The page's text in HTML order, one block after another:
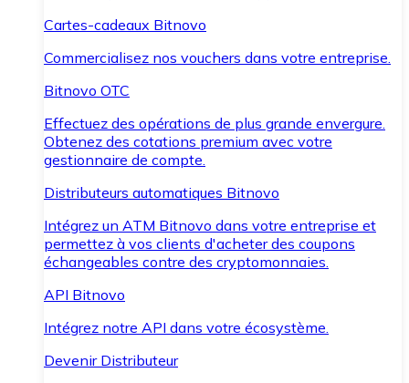
Cartes-cadeaux Bitnovo
Commercialisez nos vouchers dans votre entreprise.
Bitnovo OTC
Effectuez des opérations de plus grande envergure.
Obtenez des cotations premium avec votre
gestionnaire de compte.
Distributeurs automatiques Bitnovo
Intégrez un ATM Bitnovo dans votre entreprise et
permettez à vos clients d'acheter des coupons
échangeables contre des cryptomonnaies.
API Bitnovo
Intégrez notre API dans votre écosystème.
Devenir Distributeur